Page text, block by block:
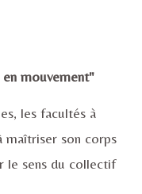
mouvement"
les facultés à
maîtriser son corps
le sens du collectif